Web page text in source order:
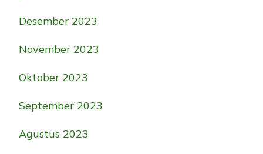
Desember 2023
November 2023
Oktober 2023
September 2023
Agustus 2023